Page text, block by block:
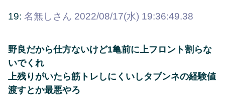
19: 名無しさん 2022/08/17(水) 19:36:49.38
野良だから仕方ないけど1亀前に上フロント割らな
いでくれ
上残りがいたら筋トレしにくいしタブンネの経験値
渡すとか最悪やろ